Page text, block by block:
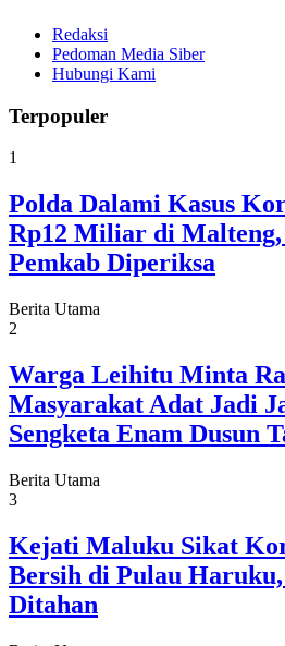
Redaksi
Pedoman Media Siber
Hubungi Kami
Terpopuler
1
Polda Dalami Kasus
Rp12 Miliar di Malteng,
Pemkab Diperiksa
Berita Utama
2
Warga Leihitu Minta
Masyarakat Adat Jadi
Sengketa Enam Dusun
Berita Utama
3
Kejati Maluku Sikat
Bersih di Pulau
Ditahan